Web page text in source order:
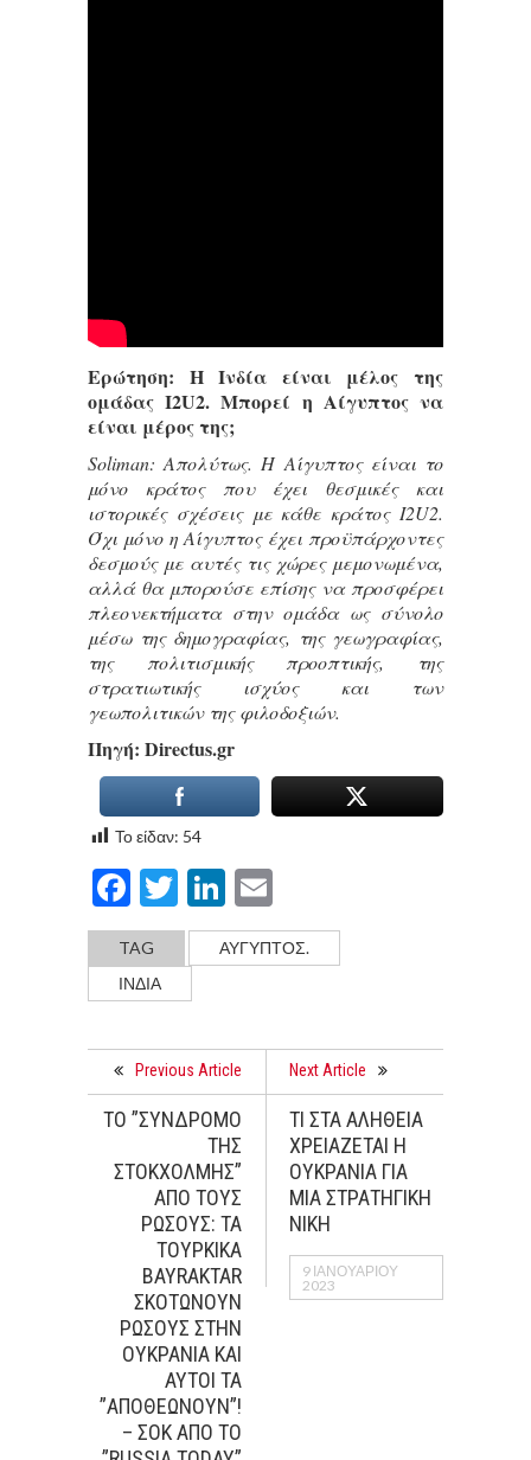
Ερώτηση: Η Ινδία είναι μέλος της
ομάδας I2U2. Μπορεί η Αίγυπτος να
είναι μέρος της;
Soliman: Απολύτως. Η Αίγυπτος είναι το
μόνο κράτος που έχει θεσμικές και
ιστορικές σχέσεις με κάθε κράτος I2U2.
Όχι μόνο η Αίγυπτος έχει προϋπάρχοντες
δεσμούς με αυτές τις χώρες μεμονωμένα,
αλλά θα μπορούσε επίσης να προσφέρει
πλεονεκτήματα στην ομάδα ως σύνολο
μέσω της δημογραφίας, της γεωγραφίας,
της πολιτισμικής προοπτικής, της
στρατιωτικής ισχύος και των
γεωπολιτικών της φιλοδοξιών.
Πηγή: Directus.gr
Το είδαν: 54
Facebook
TwitterLinkedIn
TAG
ΑΥΓΥΠΤΟΣ.
ΙΝΔΙΑ
Previous Article
ΤΟ ”ΣΥΝΔΡΟΜΟ
ΤΗΣ
ΣΤΟΚΧΟΛΜΗΣ”
ΑΠΟ ΤΟΥΣ
ΡΩΣΟΥΣ: ΤΑ
ΤΟΥΡΚΙΚΑ
BAYRAKTAR
ΣΚΟΤΩΝΟΥΝ
ΡΩΣΟΥΣ ΣΤΗΝ
ΟΥΚΡΑΝΙΑ ΚΑΙ
ΑΥΤΟΙ ΤΑ
”ΑΠΟΘΕΩΝΟΥΝ”!
– ΣΟΚ ΑΠΟ ΤΟ
Next Article
ΤΙ ΣΤΑ ΑΛΗΘΕΙΑ
ΧΡΕΙΑΖΕΤΑΙ Η
ΟΥΚΡΑΝΙΑ ΓΙΑ
ΜΙΑ ΣΤΡΑΤΗΓΙΚΗ
ΝΙΚΗ
9 ΙΑΝΟΥΑΡΊΟΥ
2023